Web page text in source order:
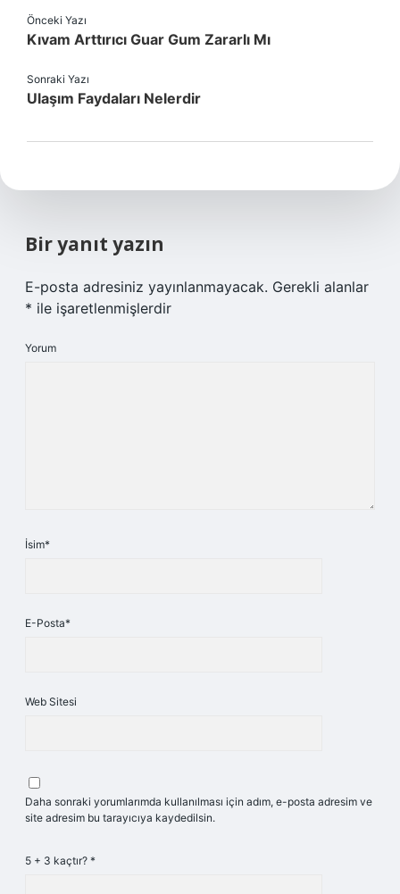
Önceki Yazı
Kıvam Arttırıcı Guar Gum Zararlı Mı
Sonraki Yazı
Ulaşım Faydaları Nelerdir
Bir yanıt yazın
E-posta adresiniz yayınlanmayacak. Gerekli alanlar
* ile işaretlenmişlerdir
Yorum
İsim*
E-Posta*
Web Sitesi
Daha sonraki yorumlarımda kullanılması için adım, e-posta adresim ve
site adresim bu tarayıcıya kaydedilsin.
5 + 3 kaçtır? *